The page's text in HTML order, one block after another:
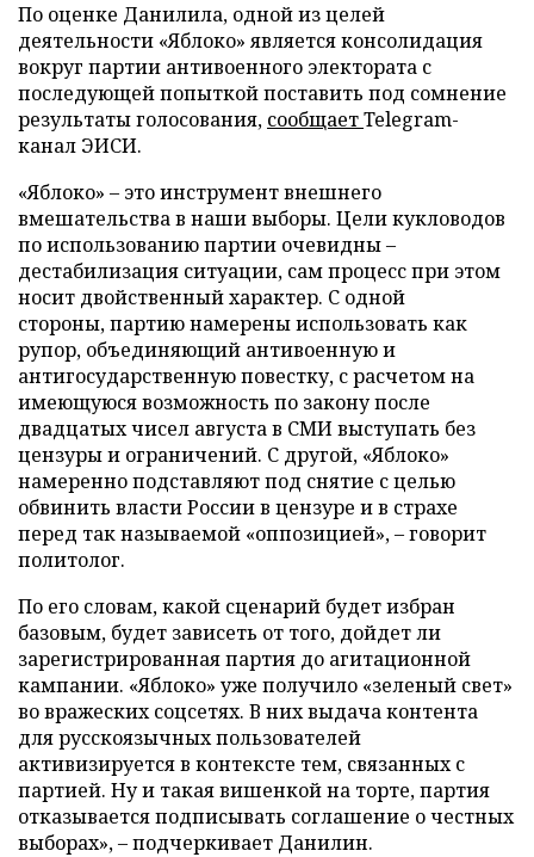
По оценке Данилила, одной из целей
деятельности «Яблоко» является консолидация
вокруг партии антивоенного электората с
последующей попыткой поставить под сомнение
результаты голосования, сообщаетTelegram-
канал ЭИСИ.
«Яблоко» – это инструмент внешнего
вмешательства в наши выборы. Цели кукловодов
по использованию партии очевидны –
дестабилизация ситуации, сам процесс при этом
носит двойственный характер. С одной
стороны, партию намерены использовать как
рупор, объединяющий антивоенную и
антигосударственную повестку, с расчетом на
имеющуюся возможность по закону после
двадцатых чисел августа в СМИ выступать без
цензуры и ограничений. С другой, «Яблоко»
намеренно подставляют под снятие с целью
обвинить власти России в цензуре и в страхе
перед так называемой «оппозицией», – говорит
политолог.
По его словам, какой сценарий будет избран
базовым, будет зависеть от того, дойдет ли
зарегистрированная партия до агитационной
кампании. «Яблоко» уже получило «зеленый свет»
во вражеских соцсетях. В них выдача контента
для русскоязычных пользователей
активизируется в контексте тем, связанных с
партией. Ну и такая вишенкой на торте, партия
отказывается подписывать соглашение о честных
выборах», – подчеркивает Данилин.